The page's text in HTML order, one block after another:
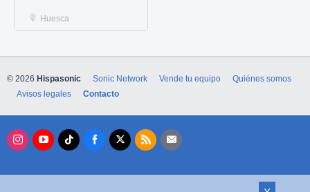
Huesca
© 2026 Hispasonic Sonic Network Vende tu equipo
Quiénes somos
Avisos legales
Contacto